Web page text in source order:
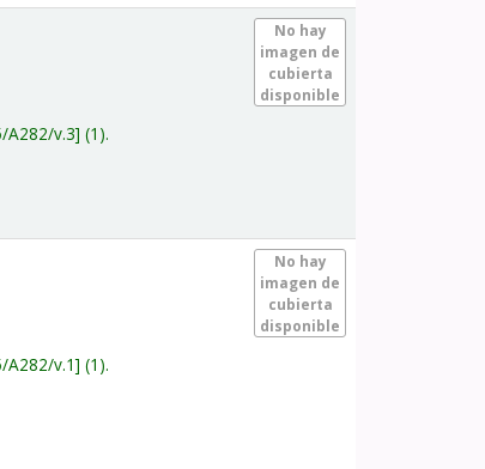
No hay
imagen de
cubierta
disponible
A282/v.3 (1).
No hay
imagen de
cubierta
disponible
A282/v.1 (1).